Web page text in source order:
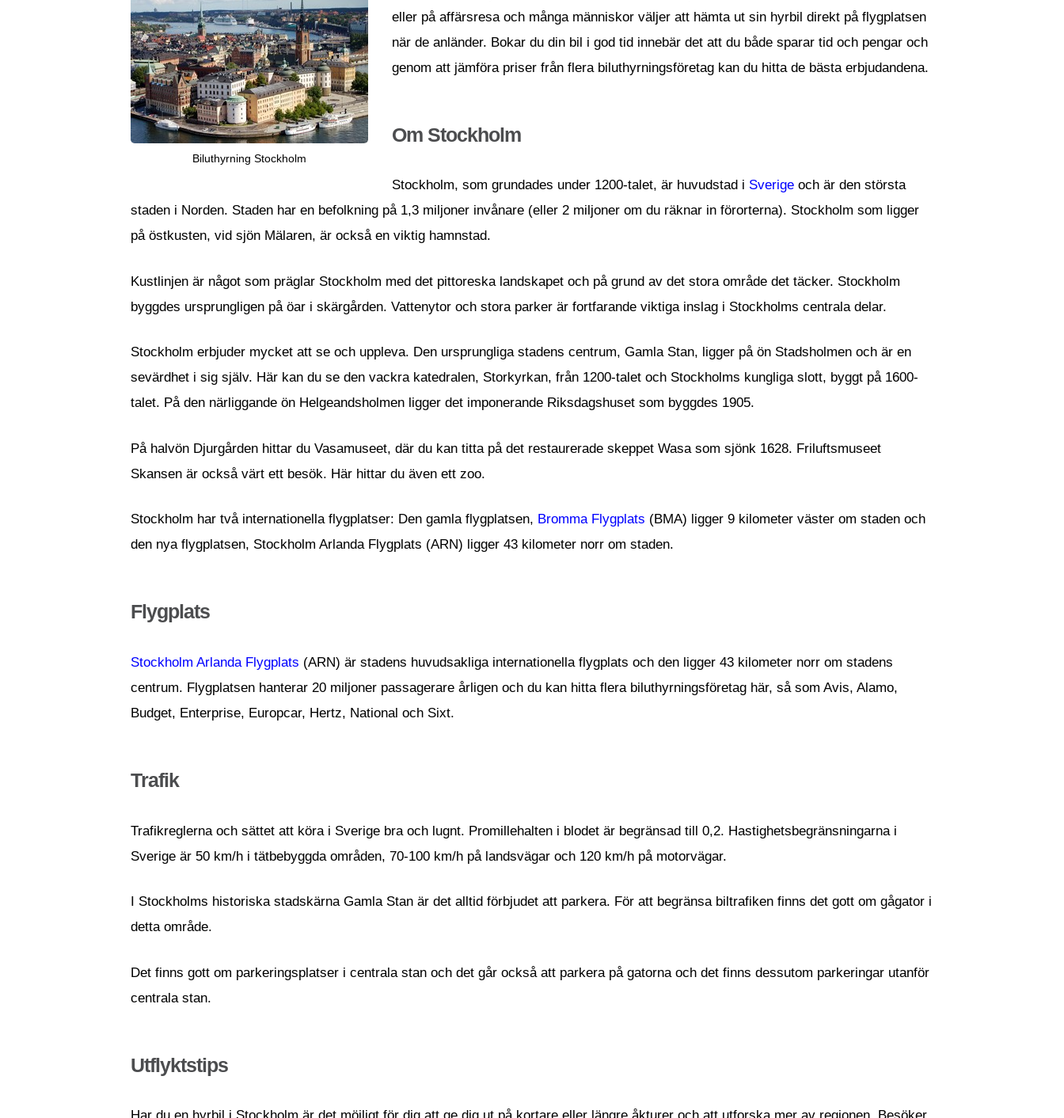
Biluthyrning Stockholm
eller på affärsresa och många människor väljer att hämta ut sin hyrbil direkt på flygplatsen
när de anländer. Bokar du din bil i god tid innebär det att du både sparar tid och pengar och
genom att jämföra priser från flera biluthyrningsföretag kan du hitta de bästa erbjudandena.
Om Stockholm
Stockholm, som grundades under 1200-talet, är huvudstad i Sverigeoch är den största
staden i Norden. Staden har en befolkning på 1,3 miljoner invånare (eller 2 miljoner om du räknar in förorterna). Stockholm som ligger
på östkusten, vid sjön Mälaren, är också en viktig hamnstad.
Kustlinjen är något som präglar Stockholm med det pittoreska landskapet och på grund av det stora område det täcker. Stockholm
byggdes ursprungligen på öar i skärgården. Vattenytor och stora parker är fortfarande viktiga inslag i Stockholms centrala delar.
Stockholm erbjuder mycket att se och uppleva. Den ursprungliga stadens centrum, Gamla Stan, ligger på ön Stadsholmen och är en
sevärdhet i sig själv. Här kan du se den vackra katedralen, Storkyrkan, från 1200-talet och Stockholms kungliga slott, byggt på 1600-
talet. På den närliggande ön Helgeandsholmen ligger det imponerande Riksdagshuset som byggdes 1905.
På halvön Djurgården hittar du Vasamuseet, där du kan titta på det restaurerade skeppet Wasa som sjönk 1628. Friluftsmuseet
Skansen är också värt ett besök. Här hittar du även ett zoo.
Stockholm har två internationella flygplatser: Den gamla flygplatsen, Bromma Flygplats (BMA) ligger 9 kilometer väster om staden och
den nya flygplatsen, Stockholm Arlanda Flygplats (ARN) ligger 43 kilometer norr om staden.
Flygplats
Stockholm Arlanda Flygplats (ARN) är stadens huvudsakliga internationella flygplats och den ligger 43 kilometer norr om stadens
centrum. Flygplatsen hanterar 20 miljoner passagerare årligen och du kan hitta flera biluthyrningsföretag här, så som Avis, Alamo,
Budget, Enterprise, Europcar, Hertz, National och Sixt.
Trafik
Trafikreglerna och sättet att köra i Sverige bra och lugnt. Promillehalten i blodet är begränsad till 0,2. Hastighetsbegränsningarna i
Sverige är 50 km/h i tätbebyggda områden, 70-100 km/h på landsvägar och 120 km/h på motorvägar.
I Stockholms historiska stadskärna Gamla Stan är det alltid förbjudet att parkera. För att begränsa biltrafiken finns det gott om gågator i
detta område.
Det finns gott om parkeringsplatser i centrala stan och det går också att parkera på gatorna och det finns dessutom parkeringar utanför
centrala stan.
Utflyktstips